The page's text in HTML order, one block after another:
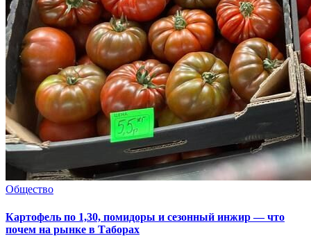
Общество
Картофель по 1,30, помидоры и сезонный инжир — что
почем на рынке в Таборах